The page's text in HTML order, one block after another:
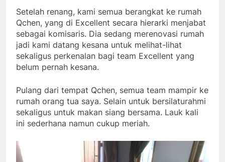
Setelah renang, kami semua berangkat ke rumah
Qchen, yang di Excellent secara hierarki menjabat
sebagai komisaris. Dia sedang merenovasi rumah
jadi kami datang kesana untuk melihat-lihat
sekaligus perkenalan bagi team Excellent yang
belum pernah kesana.
Pulang dari tempat Qchen, semua team mampir ke
rumah orang tua saya. Selain untuk bersilaturahmi
sekaligus untuk makan siang bersama. Lauk kali
ini sederhana namun cukup meriah.